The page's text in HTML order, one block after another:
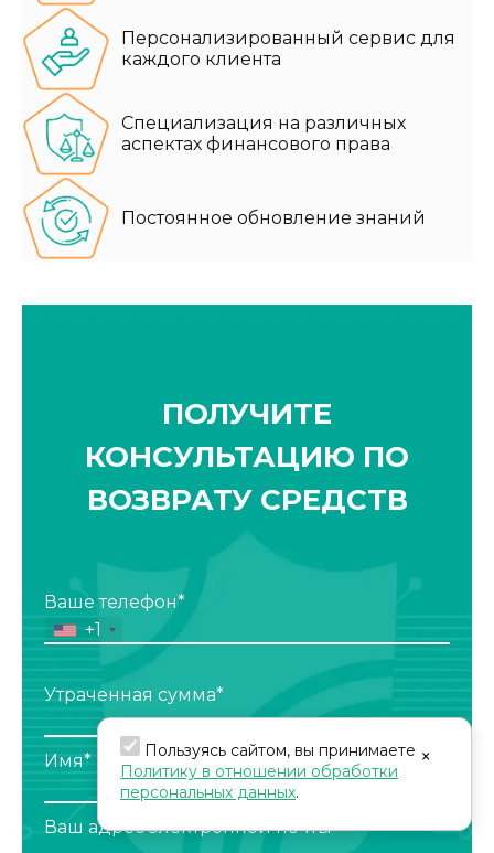
Персонализированный сервис для
каждого клиента
Специализация на различных
аспектах финансового права
Постоянное обновление знаний
ПОЛУЧИТЕ
КОНСУЛЬТАЦИЮ ПО
ВОЗВРАТУ СРЕДСТВ
Ваше телефон*
+1
Утраченная сумма*
Имя*
Ваш адрес электронной почты*
×
Пользуясь сайтом, вы принимаете
Политику в отношении обработки
персональных данных.